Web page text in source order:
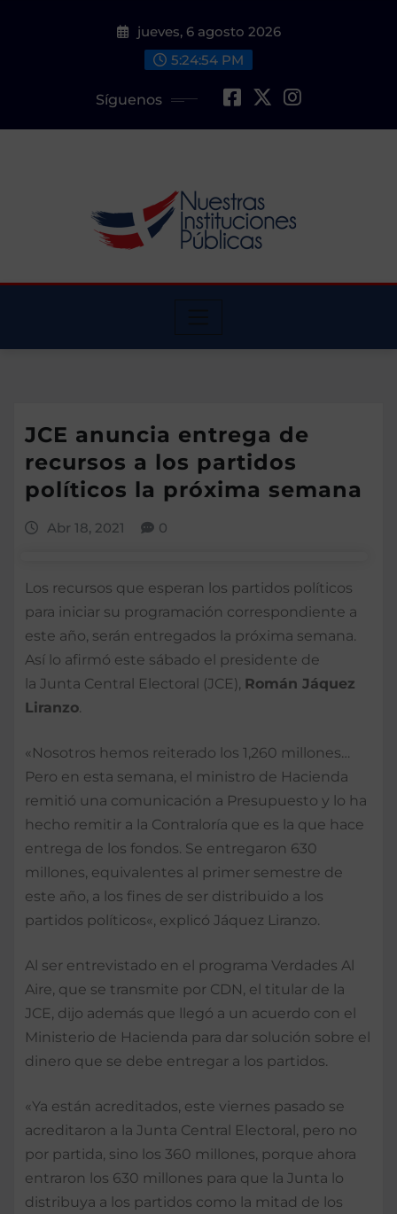
jueves, 6 agosto 2026
5:24:55 PM
Síguenos
JCE anuncia entrega de
recursos a los partidos
políticos la próxima semana
Abr 18, 2021 0
Los recursos que esperan los partidos políticos
para iniciar su programación correspondiente a
este año, serán entregados la próxima semana.
Así lo afirmó este sábado el presidente de
la Junta Central Electoral (JCE), Román Jáquez
Liranzo.
«Nosotros hemos reiterado los 1,260 millones…
Pero en esta semana, el ministro de Hacienda
remitió una comunicación a Presupuesto y lo ha
hecho remitir a la Contraloría que es la que hace
entrega de los fondos. Se entregaron 630
millones, equivalentes al primer semestre de
este año, a los fines de ser distribuido a los
partidos políticos«, explicó Jáquez Liranzo.
Al ser entrevistado en el programa Verdades Al
Aire, que se transmite por CDN, el titular de la
JCE, dijo además que llegó a un acuerdo con el
Ministerio de Hacienda para dar solución sobre el
dinero que se debe entregar a los partidos.
«Ya están acreditados, este viernes pasado se
acreditaron a la Junta Central Electoral, pero no
por partida, sino los 360 millones, porque ahora
entraron los 630 millones para que la Junta lo
distribuya a los partidos como la mitad de los